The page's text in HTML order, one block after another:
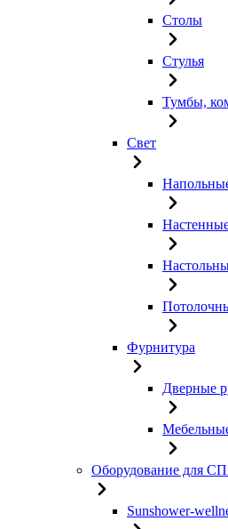
Столы
Стулья
Тумбы,
Свет
Фурнитура
Дверные
Оборудование для
Sunshower-